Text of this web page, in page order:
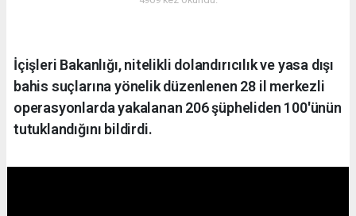
İçişleri Bakanlığı, nitelikli dolandırıcılık ve yasa dışı
bahis suçlarına yönelik düzenlenen 28 il merkezli
operasyonlarda yakalanan 206 şüpheliden 100'ünün
tutuklandığını bildirdi.